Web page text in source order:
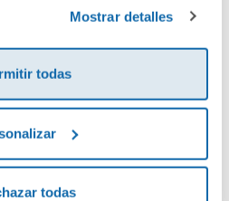
Mostrar detalles
todas
todas
tu opinión
valorar este producto!
iniciar sesión para poder valorarlo